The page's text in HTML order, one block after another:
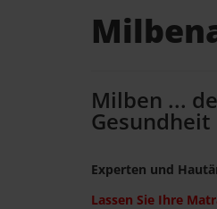
Milben ...
Gesundheit
Experten und
Lassen Sie Ihre